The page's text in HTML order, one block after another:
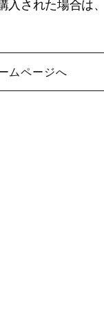
入された場合は
ムページへ